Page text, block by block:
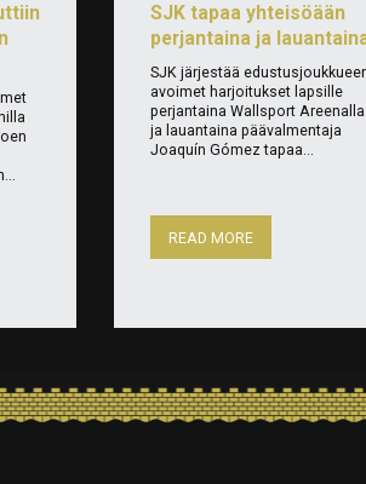
SJK tapaa yhteisöään
perjantaina ja
SJK järjestää
avoimet harjoitukset lapsille
perjantaina Wallsport Areenalla
ja lauantaina päävalmentaja
Joaquín Gómez tapaa...
READ MORE